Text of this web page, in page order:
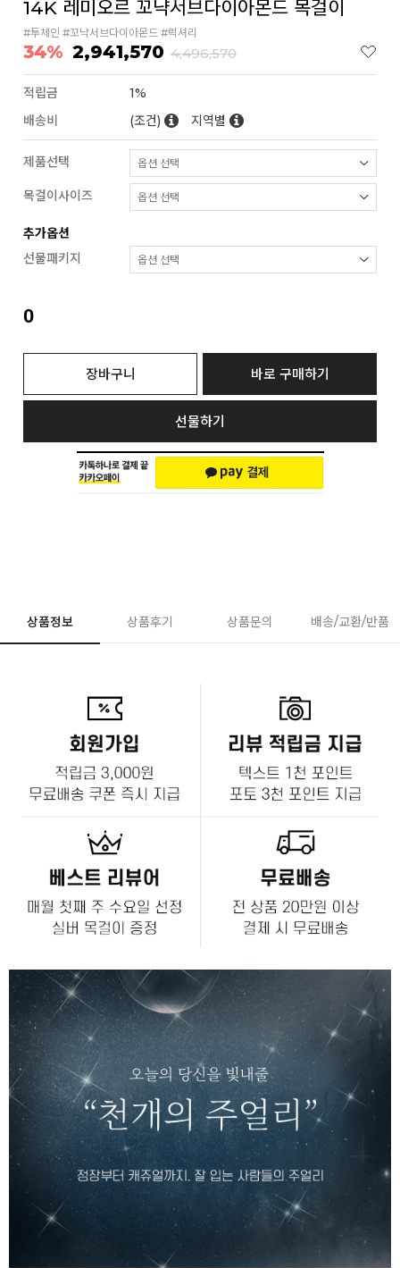
14K 레미오르 꼬냑서브다이아몬드 목걸이
#투체인 #꼬냑서브다이아몬드 #럭셔리
34% 2,941,570 4,496,570
적립금
1%
배송비
(조건) 지역별
제품선택
목걸이사이즈
추가옵션
선물패키지
0
장바구니 바로 구매하기
선물하기
상품정보 상품후기 상품문의 배송/교환/반품